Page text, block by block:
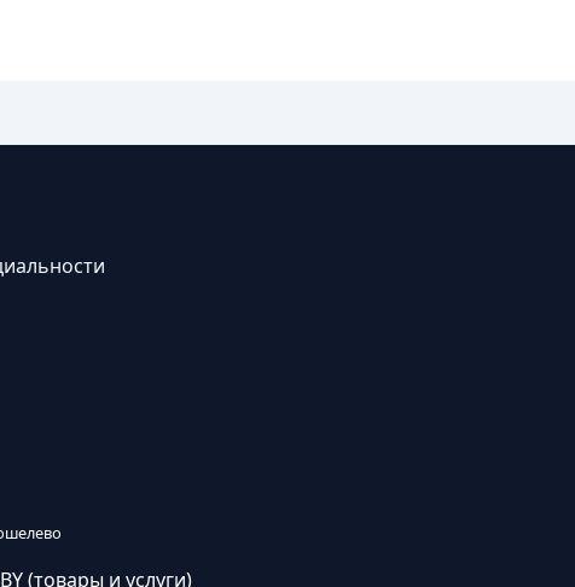
(товары и услуги)